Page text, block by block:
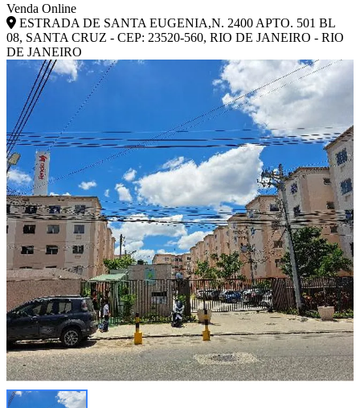
Venda Online
ESTRADA DE SANTA EUGENIA,N. 2400 APTO. 501 BL
08, SANTA CRUZ - CEP: 23520-560, RIO DE JANEIRO - RIO
DE JANEIRO